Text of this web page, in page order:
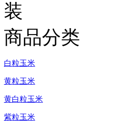
装
商品分类
白粒玉米
黄粒玉米
黄白粒玉米
紫粒玉米